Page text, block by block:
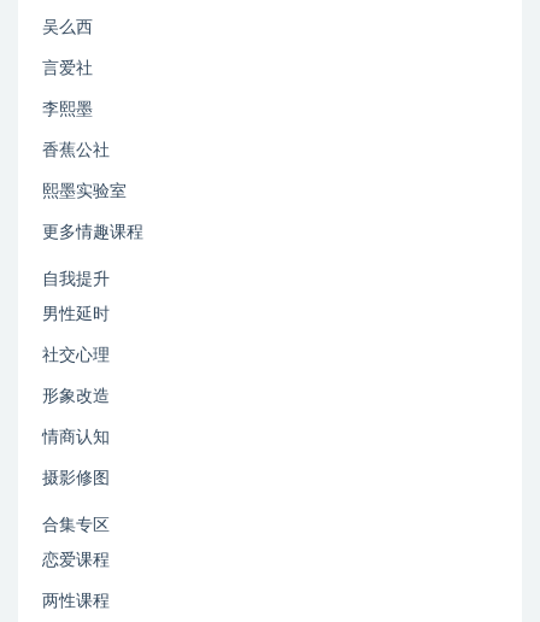
吴么西
言爱社
李熙墨
香蕉公社
熙墨实验室
更多情趣课程
自我提升
男性延时
社交心理
形象改造
情商认知
摄影修图
合集专区
恋爱课程
两性课程